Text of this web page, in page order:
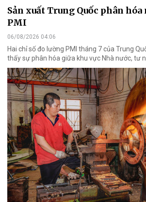
Sản xuất Trung Quốc phân
PMI
06/08/2026 04:06
Hai chỉ số đo lường PMI tháng 7 của Trung
thấy sự phân hóa giữa khu vực Nhà nước, tư